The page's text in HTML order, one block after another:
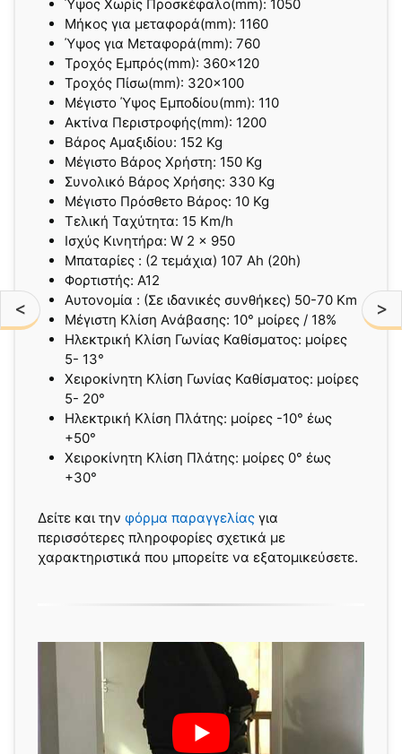
< >
Ύψος Χωρίς Προσκέφαλο(mm): 1050
Μήκος για μεταφορά(mm): 1160
Ύψος για Μεταφορά(mm): 760
Τροχός Εμπρός(mm): 360×120
Τροχός Πίσω(mm): 320×100
Μέγιστο Ύψος Εμποδίου(mm): 110
Ακτίνα Περιστροφής(mm): 1200
Βάρος Αμαξιδίου: 152 Kg
Μέγιστο Βάρος Χρήστη: 150 Kg
Συνολικό Βάρος Χρήσης: 330 Kg
Μέγιστο Πρόσθετο Βάρος: 10 Kg
Τελική Ταχύτητα: 15 Km/h
Ισχύς Κινητήρα: W 2 x 950
Μπαταρίες : (2 τεμάχια) 107 Ah (20h)
Φορτιστής: Α12
Αυτονομία : (Σε ιδανικές συνθήκες) 50-70 Km ​
Μέγιστη Κλίση Ανάβασης: 10° μοίρες / 18%
Ηλεκτρική Κλίση Γωνίας Καθίσματος: μοίρες
5- 13°
Χειροκίνητη Κλίση Γωνίας Καθίσματος: μοίρες
5- 20°
Ηλεκτρική Κλίση Πλάτης: μοίρες -10° έως
+50°
Χειροκίνητη Κλίση Πλάτης: μοίρες 0° έως
+30°
Δείτε και την φόρμα παραγγελίας για
περισσότερες πληροφορίες σχετικά με
χαρακτηριστικά που μπορείτε να εξατομικεύσετε.